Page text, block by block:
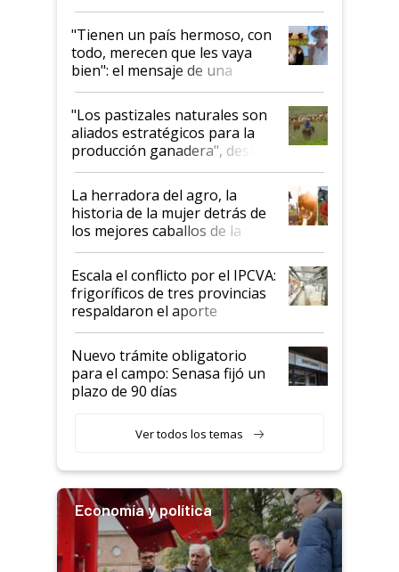
"Tienen un país hermoso, con
todo, merecen que les vaya
bien": el mensaje de una
ganadera uruguaya sobre las
oportunidades que se abren
para el agro en Argentina, con
foco en la carne
"Los pastizales naturales son
aliados estratégicos para la
producción ganadera", destaca
la iniciativa que ya reúne a 46
establecimientos en Argentina
La herradora del agro, la
historia de la mujer detrás de
los mejores caballos de la
Argentina y los mitos que
todavía hacen sufrir a estos
animales: "Mientras me
descalificaban, yo seguí
haciendo currículum"
Escala el conflicto por el IPCVA:
frigoríficos de tres provincias
respaldaron el aporte
obligatorio
Nuevo trámite obligatorio
para el campo: Senasa fijó un
plazo de 90 días
Ver todos los temas
Economía y política